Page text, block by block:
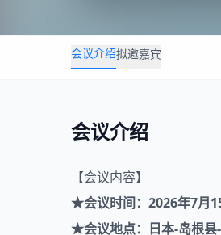
会议介绍拟邀嘉宾
会议介绍
【会议内容】
★会议时间：2026年7月
★会议地点：日本-岛根县